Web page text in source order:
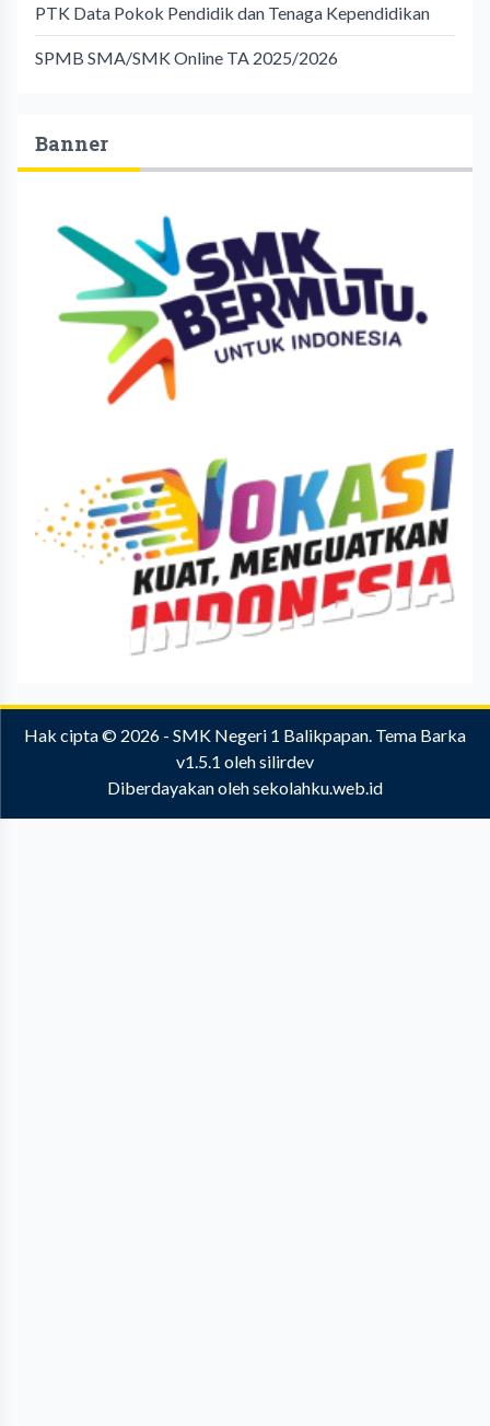
PTK Data Pokok Pendidik dan Tenaga Kependidikan
SPMB SMA/SMK Online TA 2025/2026
Banner
Hak cipta © 2026 - SMK Negeri 1 Balikpapan. Tema Barka
v1.5.1 olehsilirdev
Diberdayakan olehsekolahku.web.id